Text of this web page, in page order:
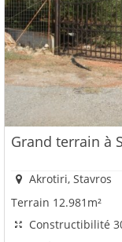
Grand terrain à
Akrotiri, Stavros
Terrain 12.981m²
Constructibilité
vos
avantages